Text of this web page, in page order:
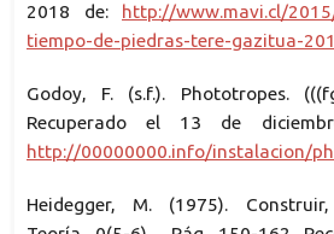
2018 de: http://www.mavi.cl/
tiempo-de-piedras-tere-gazitua-
Godoy, F. (s.f.). Phototropes.
Recuperado el 13 de
http://00000000.info/instalacion/
Heidegger, M. (1975).